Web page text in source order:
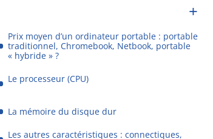
Prix moyen d’un ordinateur portable : portable
traditionnel, Chromebook, Netbook, portable
« hybride » ?
Le processeur (CPU)
La mémoire du disque dur
Les autres caractéristiques : connectiques,